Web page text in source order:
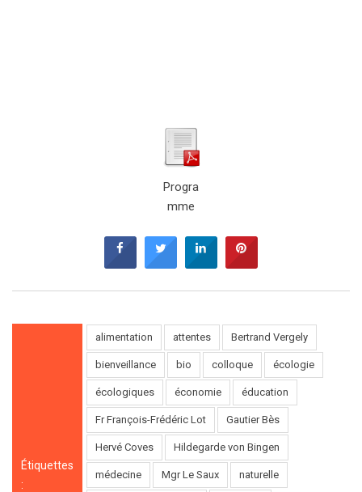
Progra
mme
Étiquettes
:
alimentation attentes Bertrand Vergely
bienveillance bio colloque écologie
écologiques économie éducation
Fr François-Frédéric Lot Gautier Bès
Hervé Coves Hildegarde von Bingen
médecine Mgr Le Saux naturelle